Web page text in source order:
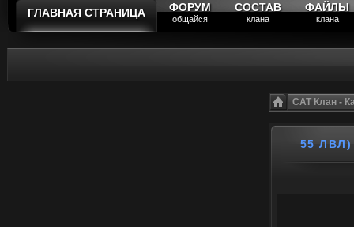
ГЛАВНАЯ СТРАНИЦА ФОРУМ
общайся
СОСТАВ
клана
ФАЙЛЫ
клана
CAT Клан -
55 ЛВЛ)